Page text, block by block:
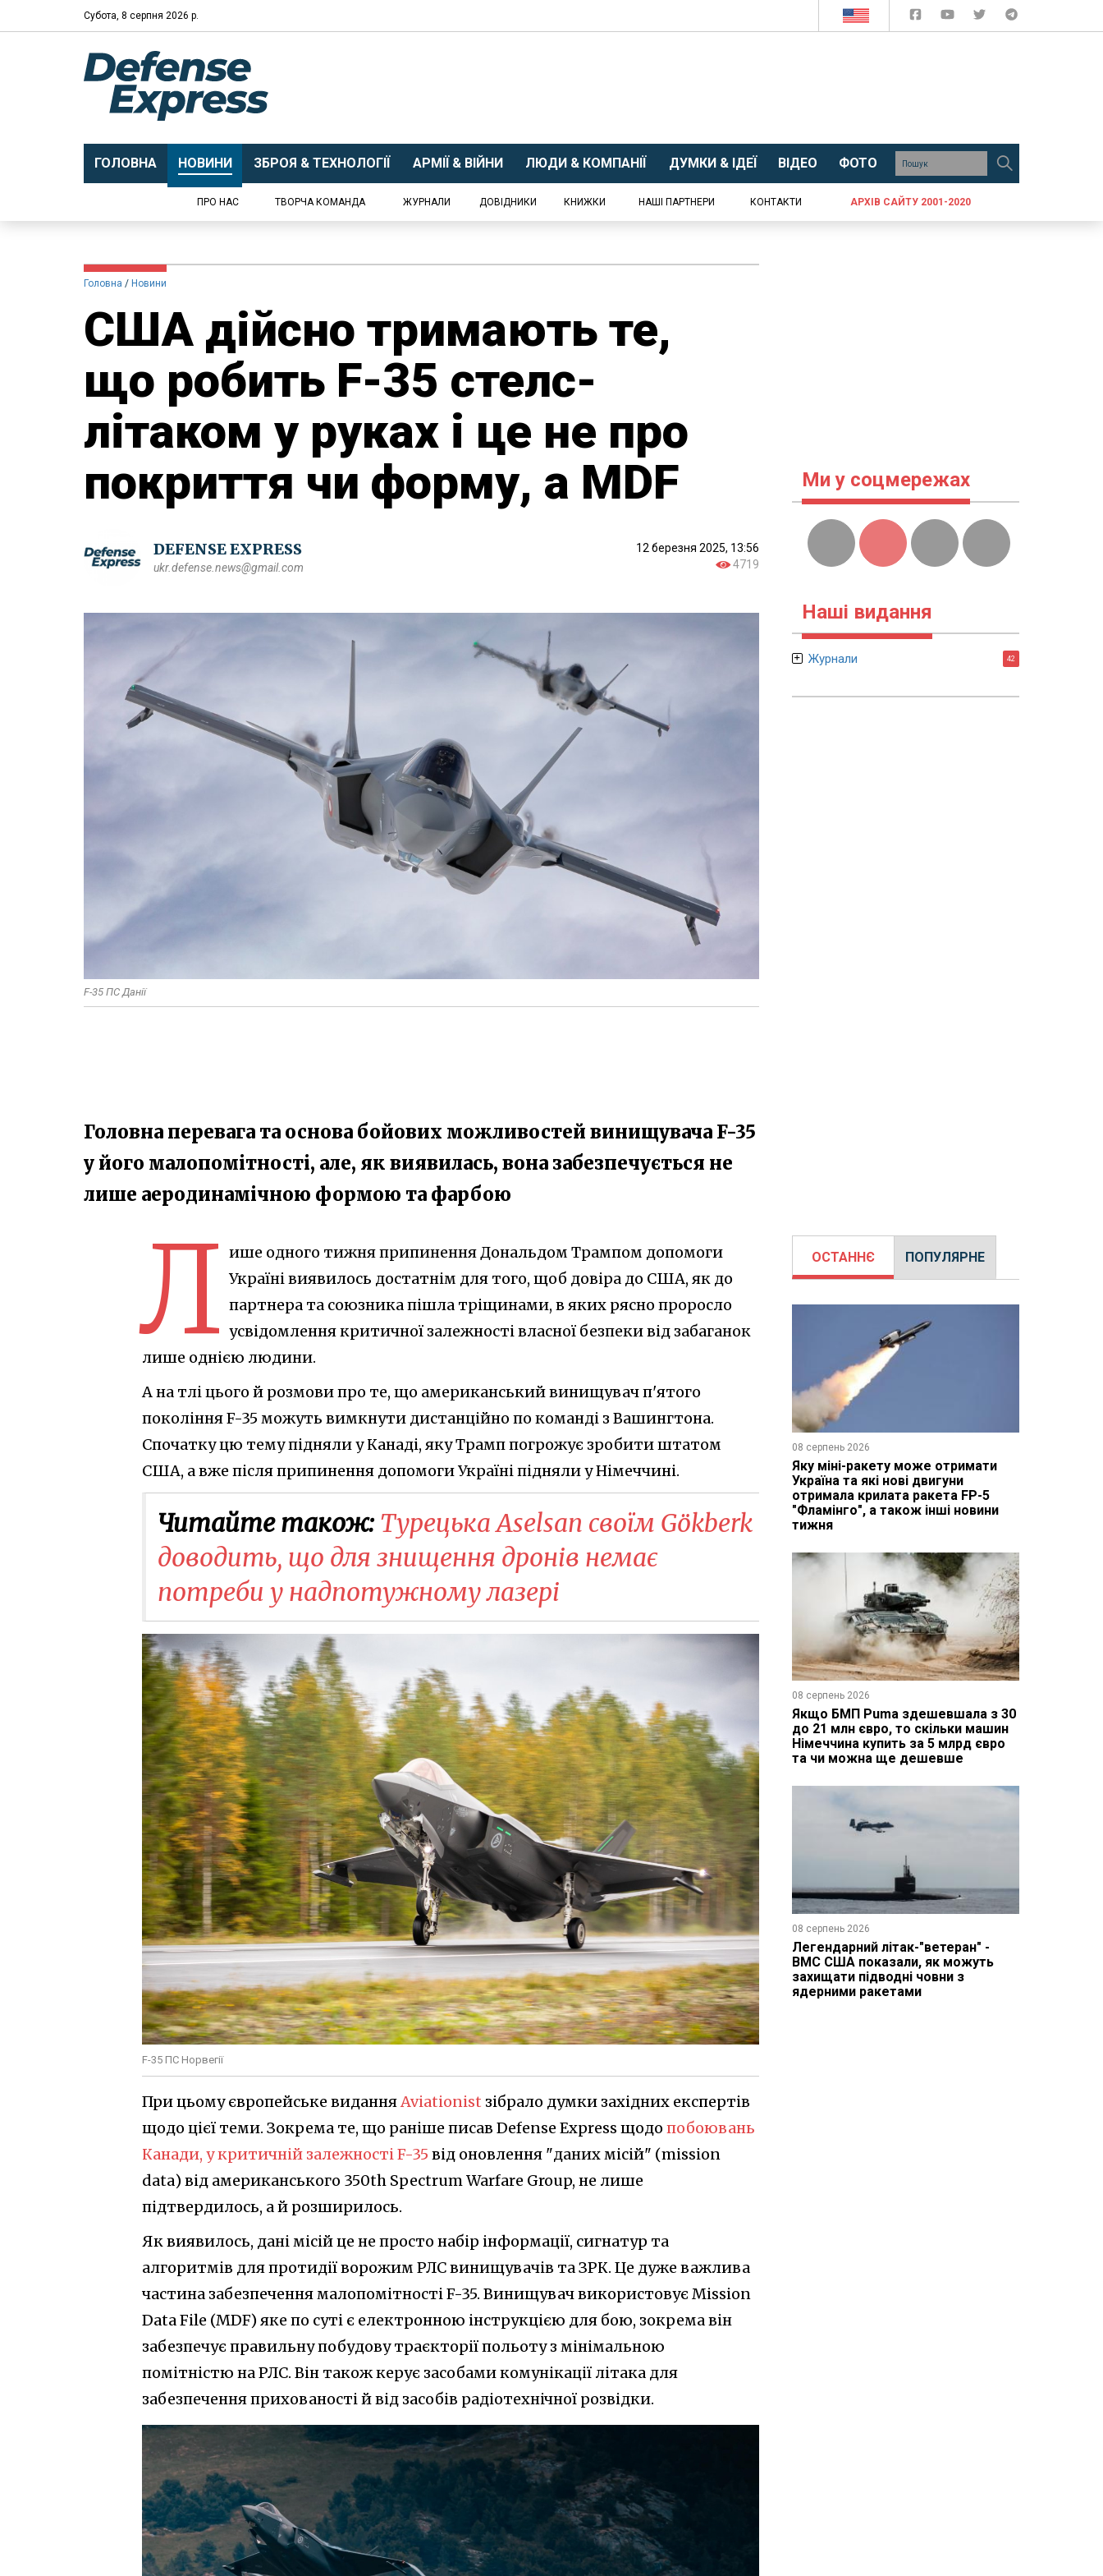
Субота, 8 серпня 2026 р.
ГОЛОВНА НОВИНИ ЗБРОЯ & ТЕХНОЛОГІЇ АРМІЇ & ВІЙНИ ЛЮДИ & КОМПАНІЇ ДУМКИ & ІДЕЇ ВІДЕО ФОТО
ПРО НАС ТВОРЧА КОМАНДА ЖУРНАЛИ ДОВІДНИКИ КНИЖКИ НАШІ ПАРТНЕРИ КОНТАКТИ АРХІВ САЙТУ 2001-2020
Головна Новини
США дійсно тримають те,
що робить F-35 стелс-
літаком у руках і це не про
покриття чи форму, а MDF
DEFENSE EXPRESS
ukr.defense.news@gmail.com
12 березня 2025, 13:56
4719
F-35 ПС Данії
Головна перевага та основа бойових можливостей винищувача F-35
у його малопомітності, але, як виявилась, вона забезпечується не
лише аеродинамічною формою та фарбою
Л ише одного тижня припинення Дональдом Трампом допомоги
Україні виявилось достатнім для того, щоб довіра до США, як до
партнера та союзника пішла тріщинами, в яких рясно проросло
усвідомлення критичної залежності власної безпеки від забаганок
лише однією людини.
А на тлі цього й розмови про те, що американський винищувач п'ятого
покоління F-35 можуть вимкнути дистанційно по команді з Вашингтона.
Спочатку цю тему підняли у Канаді, яку Трамп погрожує зробити штатом
США, а вже після припинення допомоги Україні підняли у Німеччині.
Читайте також: Турецька Aselsan своїм Gökberk
доводить, що для знищення дронів немає
потреби у надпотужному лазері
F-35 ПС Норвегії
При цьому європейське виданняAviationist зібрало думки західних експертів
щодо цієї теми. Зокрема те, що раніше писав Defense Express щодо побоювань
Канади, у критичній залежності F-35 від оновлення "даних місій" (mission
data) від американського 350th Spectrum Warfare Group, не лише
підтвердилось, а й розширилось.
Як виявилось, дані місій це не просто набір інформації, сигнатур та
алгоритмів для протидії ворожим РЛС винищувачів та ЗРК. Це дуже важлива
частина забезпечення малопомітності F-35. Винищувач використовує Mission
Data File (MDF) яке по суті є електронною інструкцією для бою, зокрема він
забезпечує правильну побудову траєкторії польоту з мінімальною
помітністю на РЛС. Він також керує засобами комунікації літака для
забезпечення прихованості й від засобів радіотехнічної розвідки.
Ми у соцмережах
Наші видання
Журнали 42
ОСТАННЄ ПОПУЛЯРНЕ
08 серпень 2026
Яку міні-ракету може отримати
Україна та які нові двигуни
отримала крилата ракета FP-5
"Фламінго", а також інші новини
тижня
08 серпень 2026
Якщо БМП Puma здешевшала з 30
до 21 млн євро, то скільки машин
Німеччина купить за 5 млрд євро
та чи можна ще дешевше
08 серпень 2026
Легендарний літак-"ветеран" -
ВМС США показали, як можуть
захищати підводні човни з
ядерними ракетами